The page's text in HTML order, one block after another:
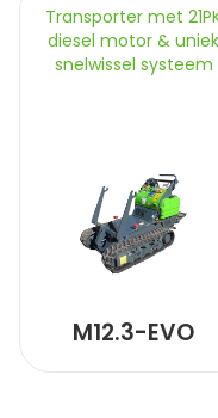
Transporter met
diesel motor & uniek
snelwissel systeem
M12.3-EVO